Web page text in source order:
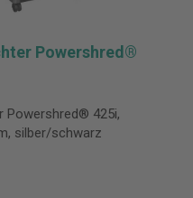
Powershred®
Powershred® 425i,
silber/schwarz